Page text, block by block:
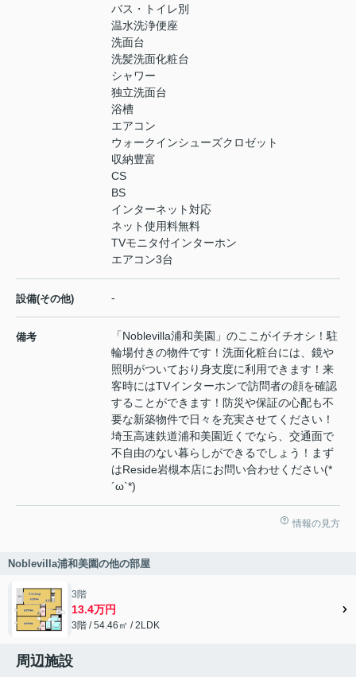
バス・トイレ別
温水洗浄便座
洗面台
洗髪洗面化粧台
シャワー
独立洗面台
浴槽
エアコン
ウォークインシューズクロゼット
収納豊富
CS
BS
インターネット対応
ネット使用料無料
TVモニタ付インターホン
エアコン3台
設備(その他) -
備考
「Noblevilla浦和美園」のここがイチオシ！駐
輪場付きの物件です！洗面化粧台には、鏡や
照明がついており身支度に利用できます！来
客時にはTVインターホンで訪問者の顔を確認
することができます！防災や保証の心配も不
要な新築物件で日々を充実させてください！
埼玉高速鉄道浦和美園近くでなら、交通面で
不自由のない暮らしができるでしょう！まず
はReside岩槻本店にお問い合わせください(*
´ω`*)
情報の見方
Noblevilla浦和美園の他の部屋
3階
13.4万円
3階 / 54.46㎡ / 2LDK
周辺施設